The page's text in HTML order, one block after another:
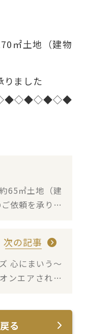
㎡土地（建物
りました
65㎡土地（建
依頼を承りま
次の記事
心にまいう～
ンエアされま
る